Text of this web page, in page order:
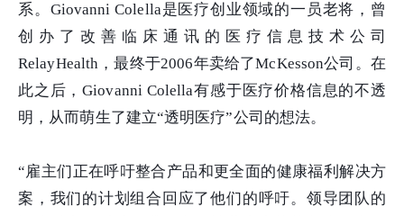
系。Giovanni Colella是医疗创业领域的一员老将，曾
创办了改善临床通讯的医疗信息技术公司
RelayHealth，最终于2006年卖给了McKesson公司。在
此之后，Giovanni Colella有感于医疗价格信息的不透
明，从而萌生了建立“透明医疗”公司的想法。
“雇主们正在呼吁整合产品和更全面的健康福利解决方
案，我们的计划组合回应了他们的呼吁。领导团队的